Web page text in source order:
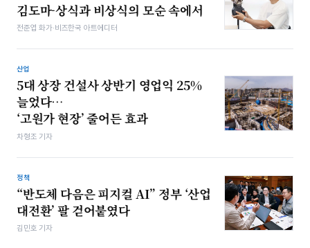
김도마-상식과 비상식의 모순 속에서
전준엽 화가·비즈한국 아트에디터
산업
5대 상장 건설사 상반기 영업익 25%
늘었다…
‘고원가 현장’ 줄어든 효과
차형조 기자
정책
“반도체 다음은 피지컬 AI” 정부 ‘산업
대전환’ 팔 걷어붙였다
김민호 기자